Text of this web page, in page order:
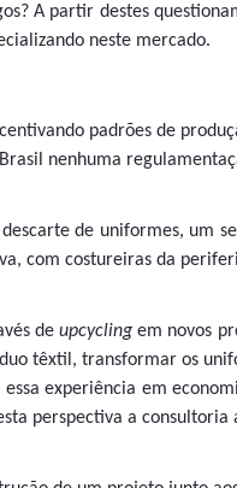
A partir destes
neste mercado.
padrões de
nenhuma
de uniformes, um
com costureiras da
deupcycling em novos
têxtil, transformar os
experiência em
perspectiva a consultoria